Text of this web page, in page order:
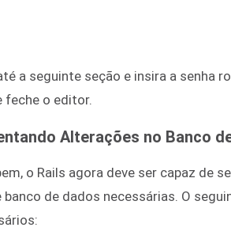
a seguinte seção e insira a senha
feche o editor.
Alterações no Banco
o Rails agora deve ser capaz de
banco de dados necessárias. O